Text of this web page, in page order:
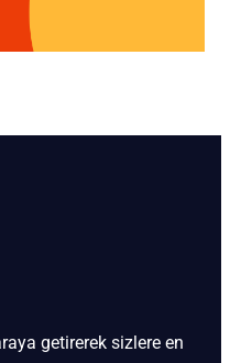
getirerek sizlere en